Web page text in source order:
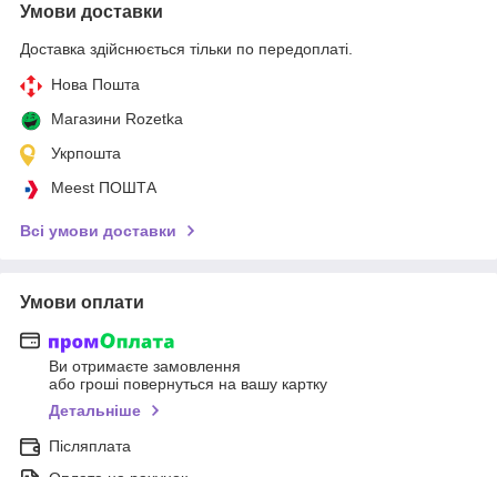
Умови доставки
Доставка здійснюється тільки по передоплаті.
Нова Пошта
Магазини Rozetka
Укрпошта
Meest ПОШТА
Всі умови доставки
Умови оплати
Ви отримаєте замовлення
або гроші повернуться на вашу картку
Детальніше
Післяплата